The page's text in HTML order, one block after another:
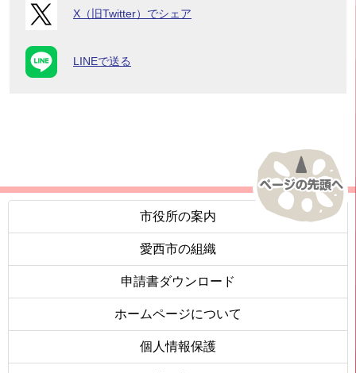
X（旧Twitter）でシェア
LINEで送る
市役所の案内
愛西市の組織
申請書ダウンロード
ホームページについて
個人情報保護